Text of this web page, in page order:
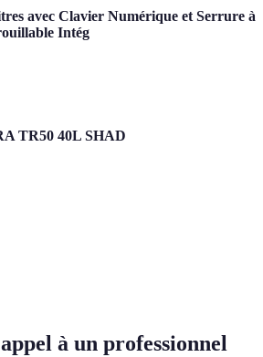
avec Clavier Numérique et Serrure à
Intég
TR50 40L SHAD
à un professionnel